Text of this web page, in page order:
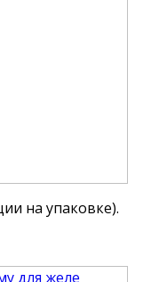
на упаковке).